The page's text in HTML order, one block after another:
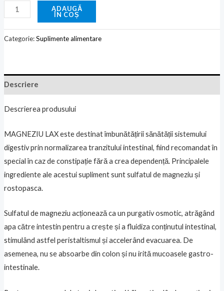
ADAUGĂ
ÎN COȘ
Categorie:Suplimente alimentare
Descriere
Descrierea produsului
MAGNEZIU LAX este destinat îmbunătățirii sănătății sistemului
digestiv prin normalizarea tranzitului intestinal, fiind recomandat în
special în caz de constipație fără a crea dependență. Principalele
ingrediente ale acestui supliment sunt sulfatul de magneziu și
rostopasca.
Sulfatul de magneziu acționează ca un purgativ osmotic, atrăgând
apa către intestin pentru a crește și a fluidiza conținutul intestinal,
stimulând astfel peristaltismul și accelerând evacuarea. De
asemenea, nu se absoarbe din colon și nu irită mucoasele gastro-
intestinale.